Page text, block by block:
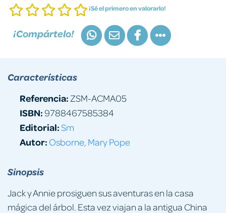
¡Sé el primero en valorarlo!
¡Compártelo!
Sinopsis
Jack y Annie prosiguen sus aventuras en la casa
mágica del árbol. Esta vez viajan a la antigua China
Características
Referencia: ZSM-ACMA05
ISBN:9788467585384
Editorial:Sm
Autor: Osborne, Mary Pope